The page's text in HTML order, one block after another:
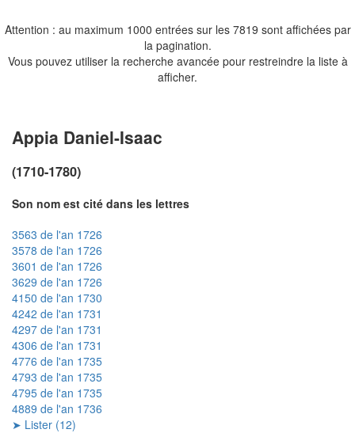
Attention : au maximum 1000 entrées sur les 7819 sont affichées par
la pagination.
Vous pouvez utiliser la recherche avancée pour restreindre la liste à
afficher.
Appia Daniel-Isaac
(1710-1780)
Son nom est cité dans les lettres
3563 de l'an 1726
3578 de l'an 1726
3601 de l'an 1726
3629 de l'an 1726
4150 de l'an 1730
4242 de l'an 1731
4297 de l'an 1731
4306 de l'an 1731
4776 de l'an 1735
4793 de l'an 1735
4795 de l'an 1735
4889 de l'an 1736
➤ Lister (12)